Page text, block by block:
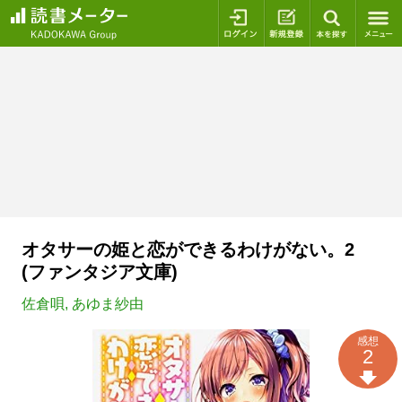
ログイン 新規登録
オタサーの姫と恋ができるわけがない。2
(ファンタジア文庫)
佐倉唄, あゆま紗由
感想
2